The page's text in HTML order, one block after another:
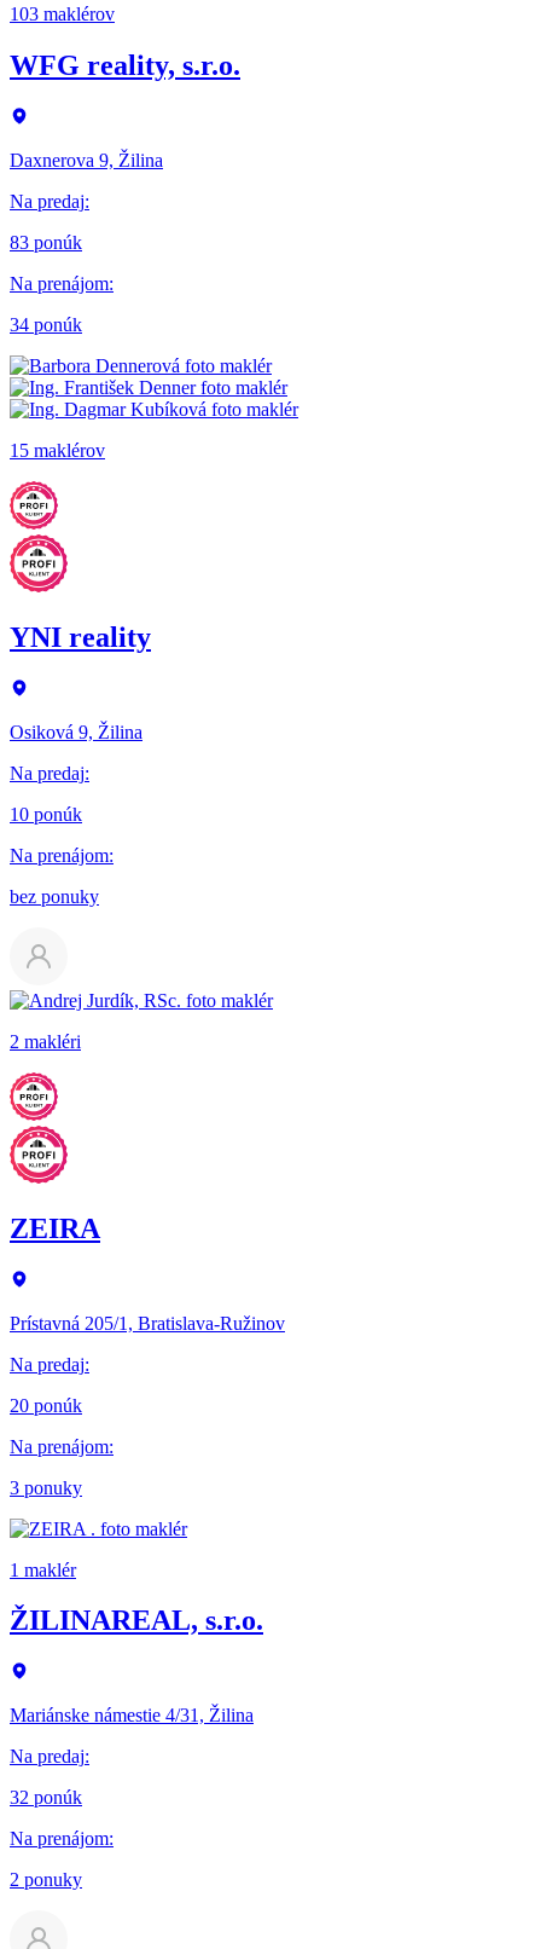
103 maklérov
WFG reality, s.r.o.
Daxnerova 9, Žilina
Na predaj:
83 ponúk
Na prenájom:
34 ponúk
15 maklérov
YNI reality
Osiková 9, Žilina
Na predaj:
10 ponúk
Na prenájom:
bez ponuky
2 makléri
ZEIRA
Prístavná 205/1, Bratislava-Ružinov
Na predaj:
20 ponúk
Na prenájom:
3 ponuky
1 maklér
ŽILINAREAL, s.r.o.
Mariánske námestie 4/31, Žilina
Na predaj:
32 ponúk
Na prenájom:
2 ponuky